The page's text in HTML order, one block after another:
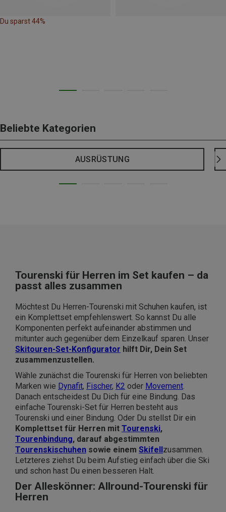
Du sparst 44%
Beliebte Kategorien
AUSRÜSTUNG
Tourenski für Herren im Set kaufen – da
passt alles zusammen
Möchtest Du Herren-Tourenski mit Schuhen kaufen, ist
ein Komplettset empfehlenswert. So kannst Du alle
Komponenten perfekt aufeinander abstimmen und
mitunter auch gegenüber dem Einzelkauf sparen. Unser
Skitouren-Set-Konfigurator hilft Dir, Dein Set
zusammenzustellen.
Wähle zunächst die Tourenski für Herren von beliebten
Marken wie Dynafit, Fischer, K2 oder Movement
Danach entscheidest Du Dich für eine Bindung. Das
einfache Tourenski-Set für Herren besteht aus
Tourenski und einer Bindung. Oder Du stellst Dir ein
Komplettset für Herren mit Tourenski,
Tourenbindung, darauf abgestimmten
Tourenskischuhen sowie einem Skifellzusammen.
Letzteres ziehst Du beim Aufstieg einfach über die Ski
und schon hast Du einen besseren Halt.
Der Alleskönner: Allround-Tourenski für
Herren